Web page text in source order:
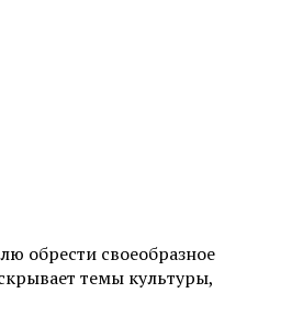
обрести своеобразное
темы культуры,